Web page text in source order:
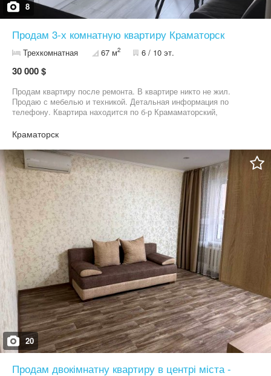
8
Продам 3-х комнатную квартиру Краматорск
Трехкомнатная 67 м2 6 / 10 эт.
30 000 $
Продам квартиру после ремонта. В квартире никто не жил.
Продаю с мебелью и техникой. Детальная информация по
телефону. Квартира находится по б-р Крамаматорский,
Краматорск
20
Продам двокімнатну квартиру в центрі міста -